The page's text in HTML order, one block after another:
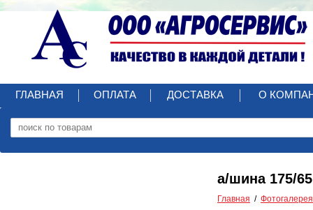
ГЛАВНАЯ ОПЛАТА ДОСТАВКА О
а/шина 175/
Главная Фотогалерея